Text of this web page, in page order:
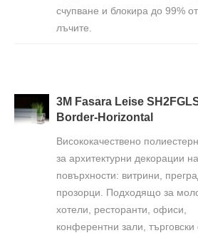
счупване и блокира до 99%
лъчите.
3M Fasara Leise
Border-Horizontal
Висококачествено
за архитектурни декорации
повърхности: витрини,
прозорци. Подходящо за
хотели, ресторанти, офиси,
конферентни зали, търговски